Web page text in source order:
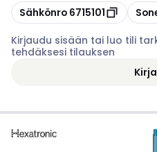
Kopioi
Sähkönro 6715101 Kopioi
Kirjaudu sisään tai luo tili
tehdäksesi tilauksen